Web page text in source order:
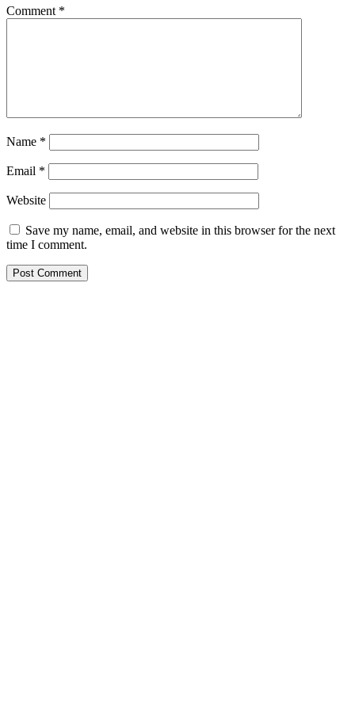
Comment *
Name *
Email *
Website
Save my name, email, and website in this browser for the next
time I comment.